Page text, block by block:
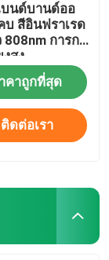
นด์บานด์ออ
สีอินฟราเรด
808nm การก
งสูง
คาถูกที่สุด
ติดต่อเรา